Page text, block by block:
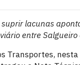
lacunas
entre Salgueiro
Transportes,